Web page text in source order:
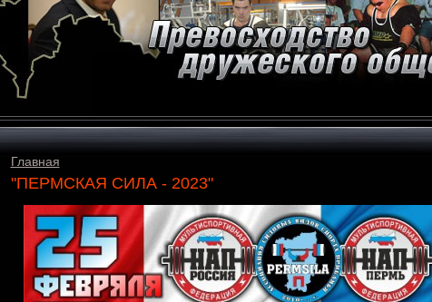
Главная
"ПЕРМСКАЯ СИЛА - 2023"